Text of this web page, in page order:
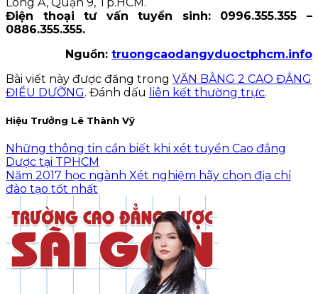
Điện thoại tư vấn tuyển sinh: 0996.355.355 –
0886.355.355.
Nguồn: truongcaodangyduoctphcm.info
Bài viết này được đăng trong VĂN BẰNG 2 CAO ĐẲNG
ĐIỀU DƯỠNG. Đánh dấu liên kết thường trực.
Hiệu Trưởng Lê Thành Vỹ
Những thông tin cần biết khi xét tuyển Cao đẳng
Dược tại TPHCM
Năm 2017 học ngành Xét nghiệm hãy chọn địa chỉ
đào tạo tốt nhất